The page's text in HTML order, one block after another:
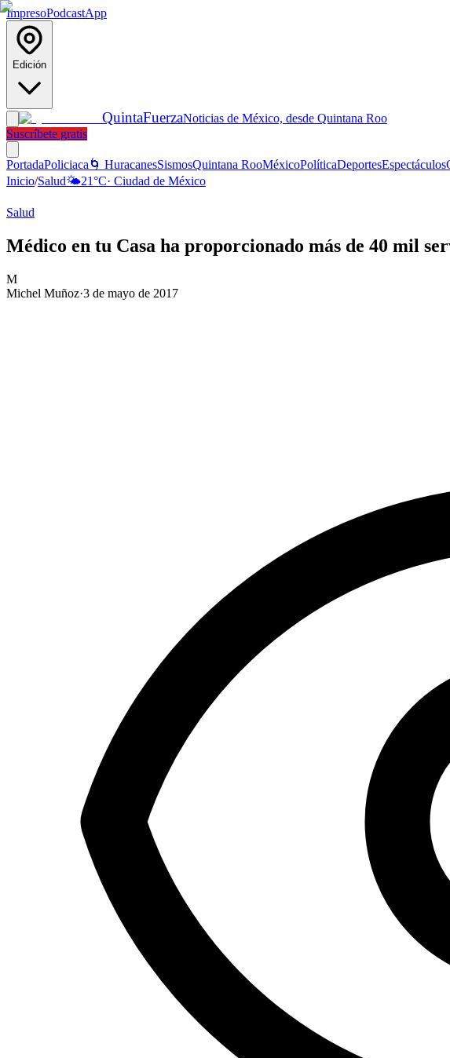
ImpresoPodcastApp
Edición
QuintaFuerzaNoticias de México, desde Quintana Roo
Suscríbete gratis
PortadaPoliciaca 🌀 HuracanesSismosQuintana RooMéxicoPolíticaDeportesEspectáculos
Inicio/Salud🌤️21°C· Ciudad de México
Salud
Médico en tu Casa ha proporcionado más de 40 mil
M
Michel Muñoz·3 de mayo de 2017